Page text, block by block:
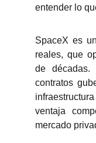
entender lo
SpaceX es
reales, que
de
contratos
ventaja
mercado